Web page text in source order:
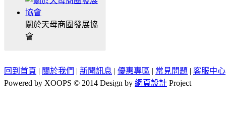
關於天母商圈發展協
會
回到首頁 | 關於我們 | 新聞訊息 | 優惠專區 | 常見問題 | 客服中心
Powered by XOOPS © 2014 Design by 網頁設計 Project